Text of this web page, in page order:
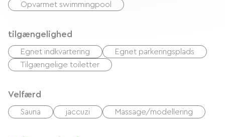
Opvarmet swimmingpool
tilgængelighed
Egnet indkvartering
Egnet parkeringsplads
Tilgængelige toiletter
Velfærd
Sauna jaccuzi Massage/modellering